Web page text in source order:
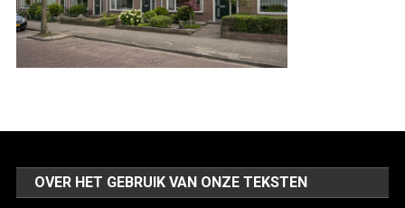
OVER HET GEBRUIK VAN ONZE TEKSTEN